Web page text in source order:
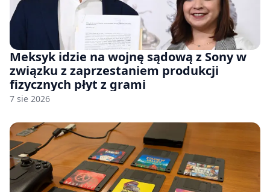
Meksyk idzie na wojnę sądową z Sony w
związku z zaprzestaniem produkcji
fizycznych płyt z grami
7 sie 2026